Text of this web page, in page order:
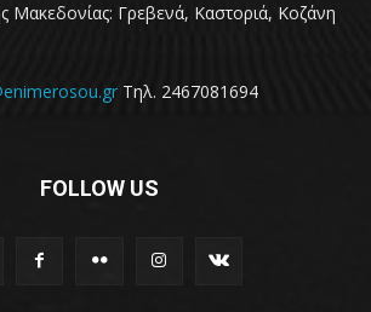
Μακεδονίας: Γρεβενά, Καστοριά, Κοζάνη
Τηλ. 2467081694
FOLLOW US